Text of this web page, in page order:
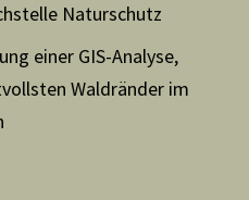
Naturschutz
einer GIS-Analyse,
Waldränder im